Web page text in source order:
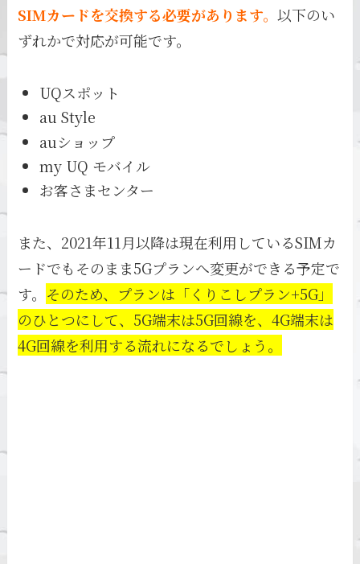
SIMカードを交換する必要があります。以下のい
ずれかで対応が可能です。
UQスポット
au Style
auショップ
my UQ モバイル
お客さまセンター
また、2021年11月以降は現在利用しているSIMカ
ードでもそのまま5Gプランへ変更ができる予定で
す。 そのため、プランは「くりこしプラン+5G」
のひとつにして、5G端末は5G回線を、4G端末は
4G回線を利用する流れになるでしょう。